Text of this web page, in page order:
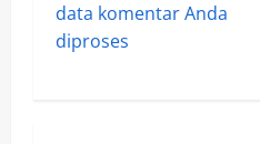
data komentar Anda
diproses